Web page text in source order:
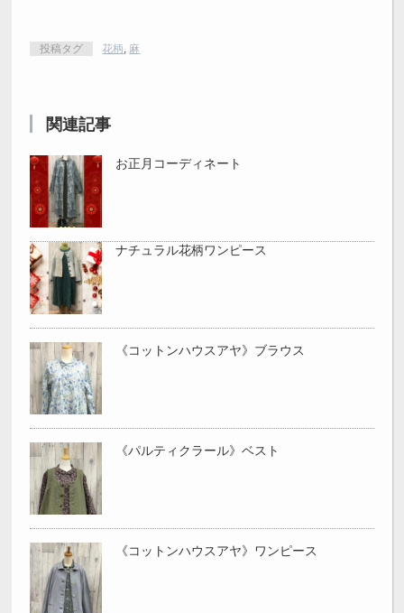
投稿タグ 花柄, 麻
関連記事
お正月コーディネート
ナチュラル花柄ワンピース
《コットンハウスアヤ》ブラウス
《パルティクラール》ベスト
《コットンハウスアヤ》ワンピース